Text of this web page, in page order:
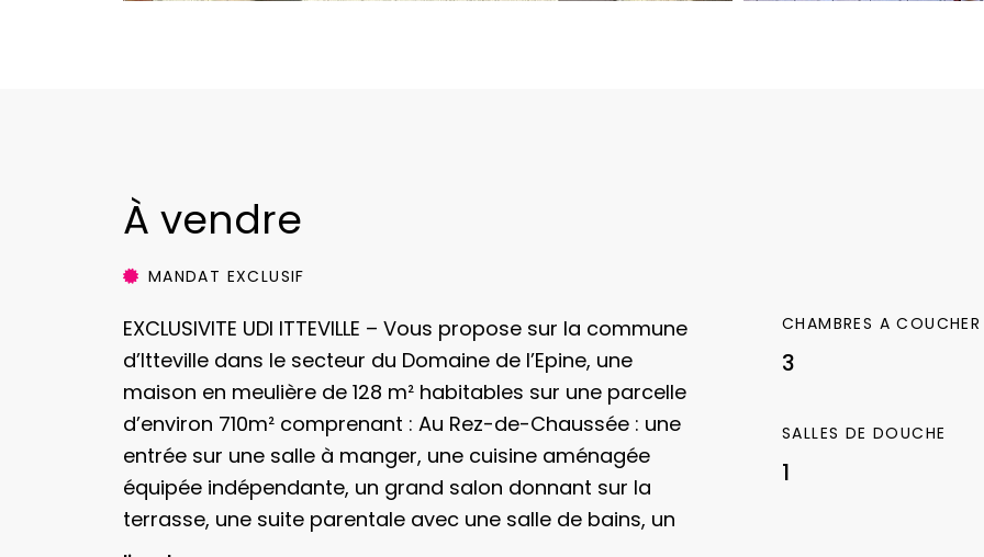
À vendre
MANDAT EXCLUSIF
EXCLUSIVITE UDI ITTEVILLE – Vous propose sur la commune
d’Itteville dans le secteur du Domaine de l’Epine, une
maison en meulière de 128 m² habitables sur une parcelle
d’environ 710m² comprenant : Au Rez-de-Chaussée : une
entrée sur une salle à manger, une cuisine aménagée
équipée indépendante, un grand salon donnant sur la
terrasse, une suite parentale avec une salle de bains, un
wc et l’accès à une cave.
CHAMBRES A COUCHER
3
SALLES DE DOUCHE
1